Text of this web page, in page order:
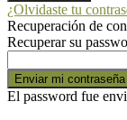
¿Olvidaste tu
Recuperación de
Recuperar su
El password fue